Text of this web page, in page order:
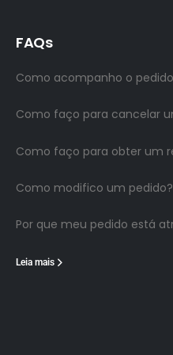
FAQs
Como acompanho o
Como faço para cancelar
Como faço para obter um
Como modifico um pedido?
Por que meu pedido está
Leia mais